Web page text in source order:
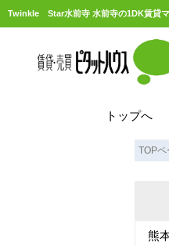
Twinkle Star水前寺 水前寺の1DK賃貸
トップへ
TOPペ
熊